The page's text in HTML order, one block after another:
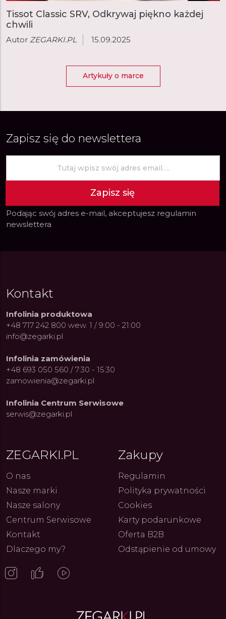
Constant: Pasja,
Fenomen marki Festina. Od
kolekcji zegarków
ZEGARKI.PL 4.08.2026
z
Tissot Classic SRV, Odkrywaj piękno każdej
chwili
Autor ZEGARKI.PL 15.09.2025
Artykuły o marce
Zapisz się do newslettera
Zapisz się
Podając swój adres e-mail, akceptujesz regulamin
newslettera
Kontakt
Infolinia produktowa
+48 717 242 800 wew. 1 / 9:00 - 21:00
info@zegarki.pl
Infolinia zamówienia
+48 693 050 560 / 7:30 - 15:30
zamowienia@zegarki.pl
Infolinia Centrum Serwisowe
serwis@zegarki.pl
ZEGARKI.PL
O nas
Nasze marki
Nasze salony
Centrum Serwisowe
Kontakt
Dlaczego my?
Zakupy
Regulamin
Polityka prywatności
Cookies
Karty podarunkowe
Oferta B2B
Odstąpienie od umowy